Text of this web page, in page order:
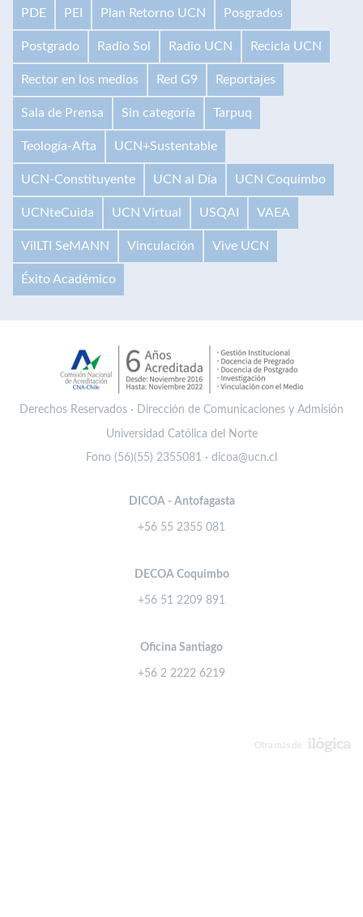
PDE PEI Plan Retorno UCN Posgrados
Postgrado Radio Sol Radio UCN Recicla UCN
Rector en los medios Red G9 Reportajes
Sala de Prensa Sin categoría Tarpuq
Teología-Afta UCN+Sustentable
UCN-Constituyente UCN al Día UCN Coquimbo
UCNteCuida UCN Virtual USQAI VAEA
VilLTI SeMANN Vinculación Vive UCN
Éxito Académico
Derechos Reservados · Dirección de Comunicaciones y Admisión
Universidad Católica del Norte
Fono (56)(55) 2355081 · dicoa@ucn.cl
DICOA - Antofagasta
+56 55 2355 081
DECOA Coquimbo
+56 51 2209 891
Oficina Santiago
+56 2 2222 6219